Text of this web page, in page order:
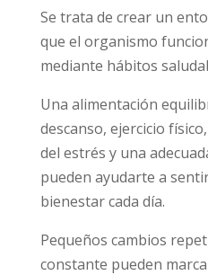
Se trata de crear un
que el organismo
mediante hábitos
Una alimentación
descanso, ejercicio
del estrés y una
pueden ayudarte a
bienestar cada día.
Pequeños cambios
constante pueden